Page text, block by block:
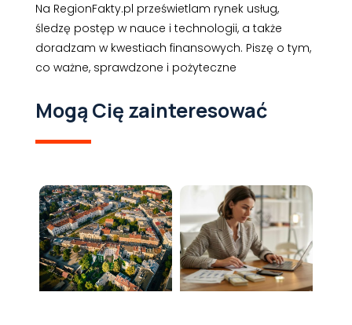
Na RegionFakty.pl prześwietlam rynek usług,
śledzę postęp w nauce i technologii, a także
doradzam w kwestiach finansowych. Piszę o tym,
co ważne, sprawdzone i pożyteczne
Mogą Cię zainteresować